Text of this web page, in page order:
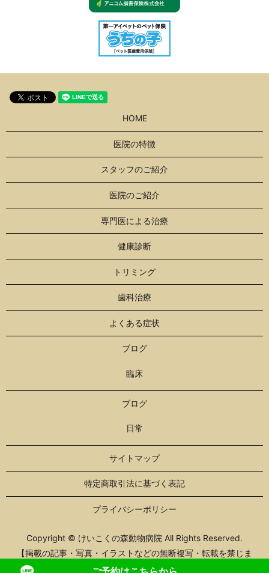
HOME
医院の特徴
スタッフのご紹介
医院のご紹介
専門医による治療
健康診断
トリミング
歯科治療
よくある症状
ブログ
臨床
ブログ
日常
サイトマップ
特定商取引法に基づく表記
プライバシーポリシー
Copyright © けいこくの森動物病院 All Rights Reserved.
【掲載の記事・写真・イラストなどの無断複写・転載を禁じま
す】